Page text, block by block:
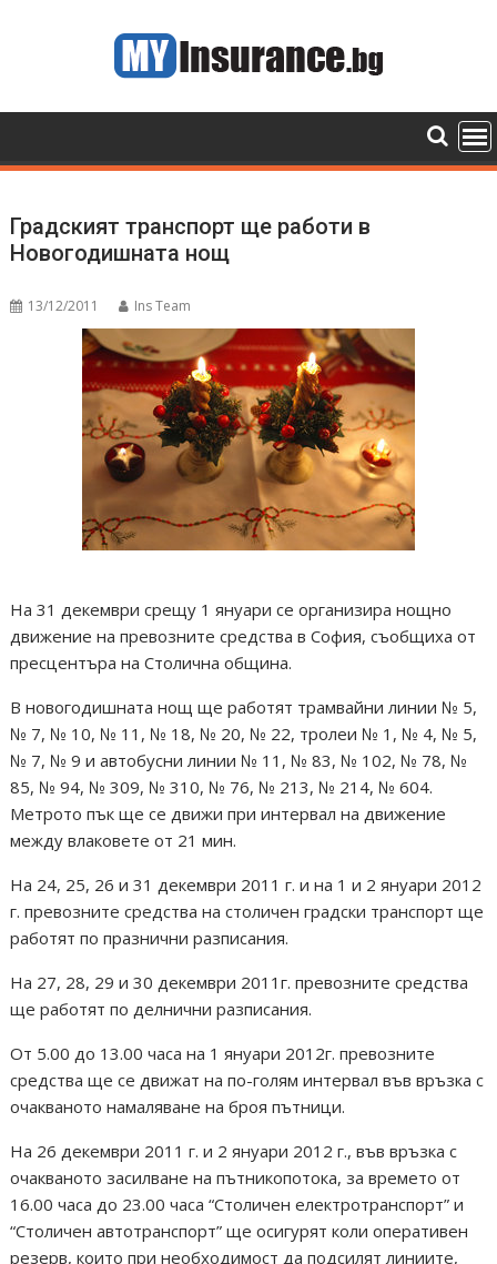
Градският транспорт ще работи в
Новогодишната нощ
13/12/2011 Ins Team
На 31 декември срещу 1 януари се организира нощно
движение на превозните средства в София, съобщиха от
пресцентъра на Столична община.
В новогодишната нощ ще работят трамвайни линии № 5,
№ 7, № 10, № 11, № 18, № 20, № 22, тролеи № 1, № 4, № 5,
№ 7, № 9 и автобусни линии № 11, № 83, № 102, № 78, №
85, № 94, № 309, № 310, № 76, № 213, № 214, № 604.
Метрото пък ще се движи при интервал на движение
между влаковете от 21 мин.
На 24, 25, 26 и 31 декември 2011 г. и на 1 и 2 януари 2012
г. превозните средства на столичен градски транспорт ще
работят по празнични разписания.
На 27, 28, 29 и 30 декември 2011г. превозните средства
ще работят по делнични разписания.
От 5.00 до 13.00 часа на 1 януари 2012г. превозните
средства ще се движат на по-голям интервал във връзка с
очакваното намаляване на броя пътници.
На 26 декември 2011 г. и 2 януари 2012 г., във връзка с
очакваното засилване на пътникопотока, за времето от
16.00 часа до 23.00 часа “Столичен електротранспорт” и
“Столичен автотранспорт” ще осигурят коли оперативен
резерв, които при необходимост да подсилят линиите,